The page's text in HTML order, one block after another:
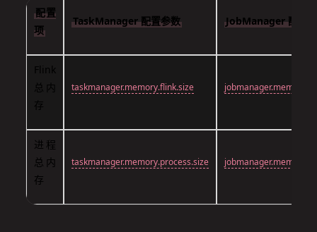
配置
项
TaskManager 配置参数 JobManager 配置
Flink
总内
存
taskmanager.memory.flink.size
进程
总内
存
taskmanager.memory.process.size